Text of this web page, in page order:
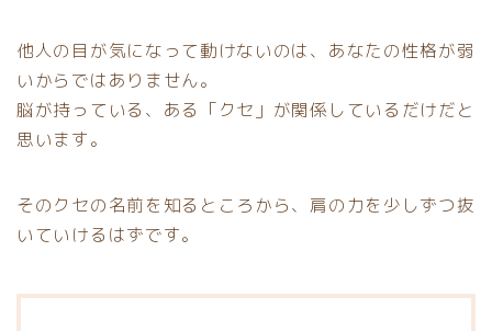
他人の目が気になって動けないのは、あなたの性格が弱
いからではありません。
脳が持っている、ある「クセ」が関係しているだけだと
思います。
そのクセの名前を知るところから、肩の力を少しずつ抜
いていけるはずです。